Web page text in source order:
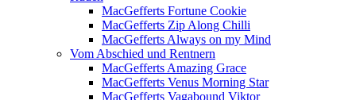
MacGefferts Fortune Cookie
MacGefferts Zip Along Chilli
MacGefferts Always on my Mind
Vom Abschied und Rentnern
MacGefferts Amazing Grace
MacGefferts Venus Morning Star
MacGefferts Vagabound Viktor